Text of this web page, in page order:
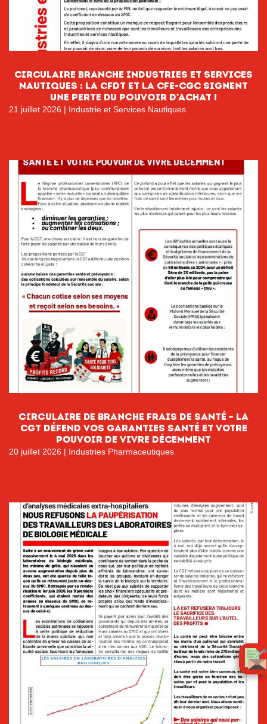
CIRCULAIRE BRANCHE INDUSTRIES ET SERVICES
NAUTIQUES : La CFDT et la CFE-CGC signent
une perte du pouvoir D’ACHAT !
21 juillet 2026 | Industrie et Services Nautiques
circulaire de branche FRAIS DE SANTÉ – LA
CGT DÉFEND VOS GARANTIES SANTÉ ET VOTRE
POUVOIR DE VIVRE DÉCEMMENT
20 juillet 2026 | Industries Pharmaceutiques